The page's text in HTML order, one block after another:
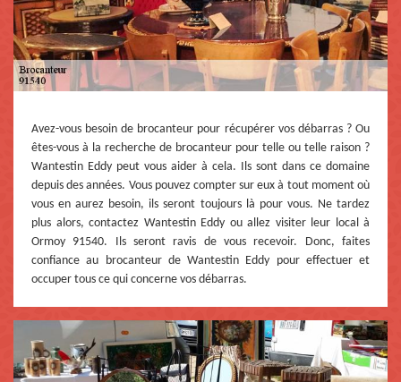
Avez-vous besoin de brocanteur pour récupérer vos débarras ? Ou
êtes-vous à la recherche de brocanteur pour telle ou telle raison ?
Wantestin Eddy peut vous aider à cela. Ils sont dans ce domaine
depuis des années. Vous pouvez compter sur eux à tout moment où
vous en aurez besoin, ils seront toujours là pour vous. Ne tardez
plus alors, contactez Wantestin Eddy ou allez visiter leur local à
Ormoy 91540. Ils seront ravis de vous recevoir. Donc, faites
confiance au brocanteur de Wantestin Eddy pour effectuer et
occuper tous ce qui concerne vos débarras.